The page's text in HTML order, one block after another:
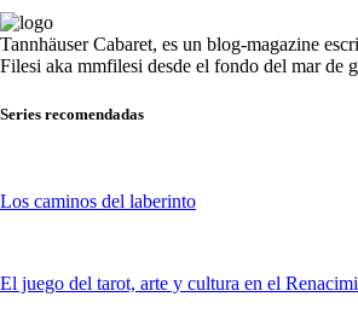
Tannhäuser Cabaret, es un blog-magazine
Filesi aka mmfilesi desde el fondo del mar de
Series recomendadas
Los caminos del laberinto
El juego del tarot, arte y cultura en el